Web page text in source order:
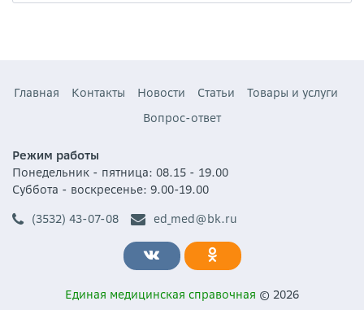
Главная Контакты Новости Статьи
Товары и услуги
Вопрос-ответ
Режим работы
Понедельник - пятница: 08.15 - 19.00
Суббота - воскресенье: 9.00-19.00
(3532) 43-07-08
ed_med@bk.ru
Единая медицинская справочная © 2026